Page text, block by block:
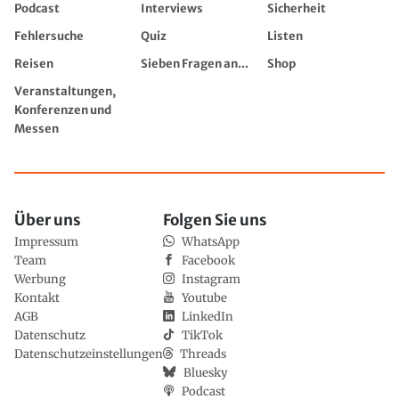
Podcast
Interviews
Sicherheit
Fehlersuche
Quiz
Listen
Reisen
Sieben Fragen an...
Shop
Veranstaltungen,
Konferenzen und
Messen
Über uns
Impressum
Team
Werbung
Kontakt
AGB
Datenschutz
Datenschutzeinstellungen
Folgen Sie uns
WhatsApp
Facebook
Instagram
Youtube
LinkedIn
TikTok
Threads
Bluesky
Podcast